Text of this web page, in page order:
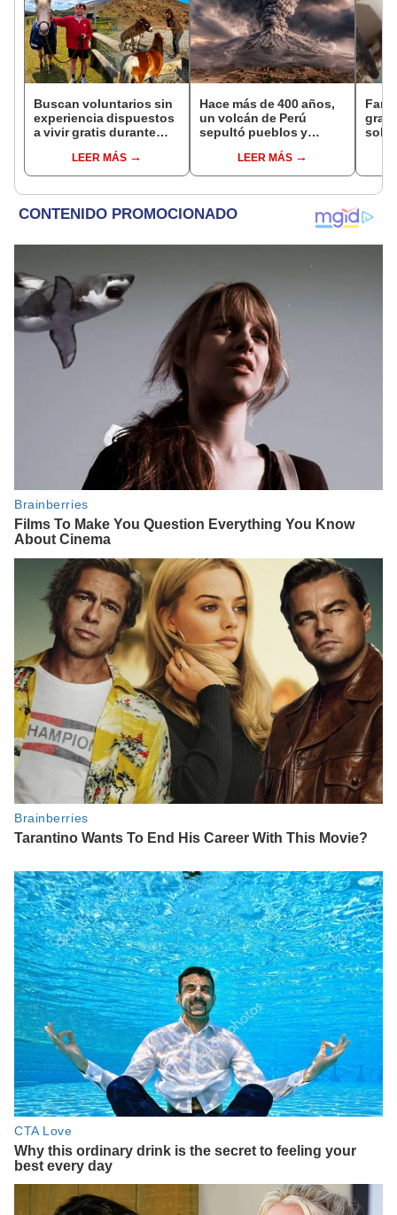
Buscan voluntarios sin
experiencia dispuestos
a vivir gratis durante
cuidar caballos, burros
y otros animales
LEER MÁS
Hace más de 400 años,
un volcán de Perú
sepultó pueblos y
veranos más fríos de la
historia: sigue bajo
LEER MÁS
el